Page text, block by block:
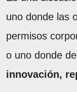
uno donde las
permisos
o uno donde
innovación,